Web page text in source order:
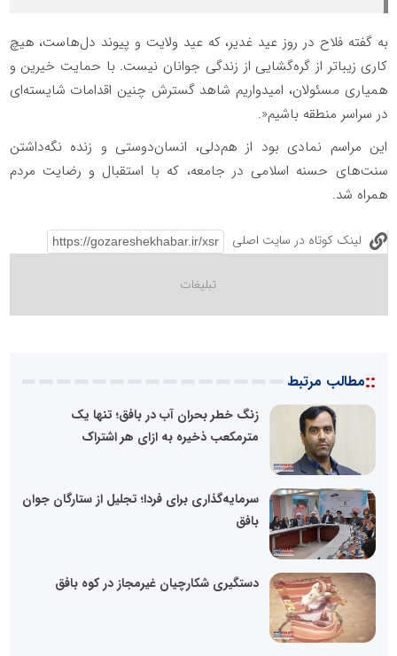
به گفته فلاح در روز عید غدیر، که عید ولایت و پیوند دل‌هاست، هیچ
کاری زیباتر از گره‌گشایی از زندگی جوانان نیست. با حمایت خیرین و
همیاری مسئولان، امیدواریم شاهد گسترش چنین اقدامات شایسته‌ای
در سراسر منطقه باشیم.»
این مراسم نمادی بود از هم‌دلی، انسان‌دوستی و زنده نگه‌داشتن
سنت‌های حسنه اسلامی در جامعه، که با استقبال و رضایت مردم
همراه شد.
لینک کوتاه در سایت اصلی
::مطالب مرتبط
زنگ خطر بحران آب در بافق؛ تنها یک
مترمکعب ذخیره به ازای هر اشتراک
سرمایه‌گذاری برای فردا؛ تجلیل از ستارگان جوان
بافق
دستگیری شکارچیان غیرمجاز در کوه بافق